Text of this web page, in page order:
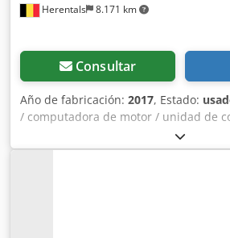
Herentals 8.171 km
Consultar
Año de fabricación: 2017, Estado:
/ computadora de motor / unidad de
BOSCH 51.25820-10 Procedente de:
Año de fabricación: 2017 Cevoman